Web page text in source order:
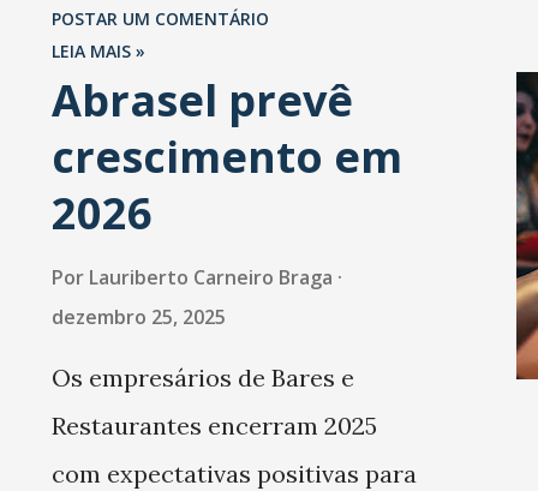
recursos para a cidade.
Segundo o governador
Batalhão do Raio de Caucaia
depois de Fortaleza”. A
mensagem do chefe do
executivo estadual foi de
estímulo. “Aos 113 policiais
presentes quero que dediq...
POSTAR UM COMENTÁRIO
LEIA MAIS »
Abrasel prevê
crescimento em
2026
Por Lauriberto Carneiro Braga
dezembro 25, 2025
Os empresários de Bares e
Restaurantes encerram 2025
com expectativas positivas para